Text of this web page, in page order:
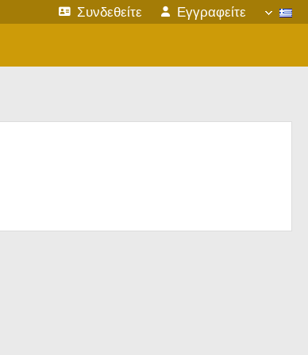
Συνδεθείτε Εγγραφείτε